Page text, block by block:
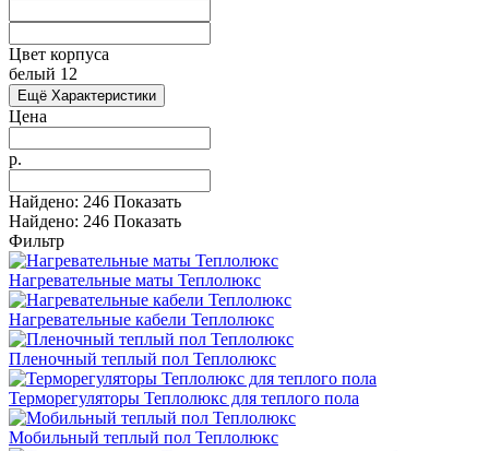
Цвет корпуса
белый 12
Ещё Характеристики
Цена
р.
Найдено: 246 Показать
Найдено: 246 Показать
Фильтр
Нагревательные маты Теплолюкс
Нагревательные кабели Теплолюкс
Пленочный теплый пол Теплолюкс
Терморегуляторы Теплолюкс для теплого пола
Мобильный теплый пол Теплолюкс